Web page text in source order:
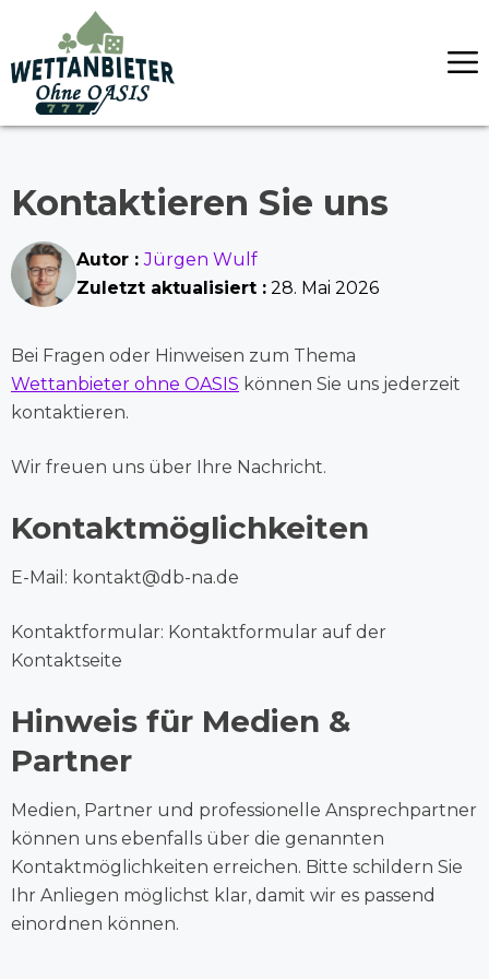
content
Kontaktieren Sie uns
Autor : Jürgen Wulf
Zuletzt aktualisiert : 28. Mai 2026
Bei Fragen oder Hinweisen zum Thema
Wettanbieter ohne OASIS können Sie uns jederzeit
kontaktieren.
Wir freuen uns über Ihre Nachricht.
Kontaktmöglichkeiten
E-Mail: kontakt@db-na.de
Kontaktformular: Kontaktformular auf der
Kontaktseite
Hinweis für Medien &
Partner
Medien, Partner und professionelle Ansprechpartner
können uns ebenfalls über die genannten
Kontaktmöglichkeiten erreichen. Bitte schildern Sie
Ihr Anliegen möglichst klar, damit wir es passend
einordnen können.